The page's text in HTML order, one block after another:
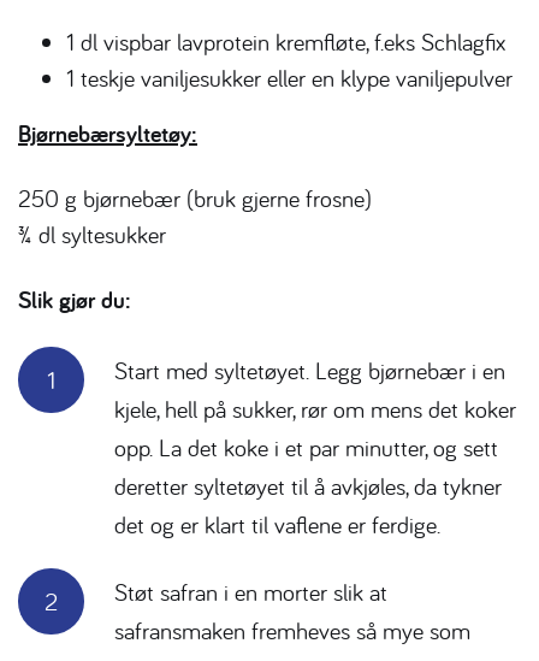
1 dl vispbar lavprotein kremfløte, f.eks Schlagfix
1 teskje vaniljesukker eller en klype vaniljepulver
Bjørnebærsyltetøy:
250 g bjørnebær (bruk gjerne frosne)
¾ dl syltesukker
Slik gjør du:
Start med syltetøyet. Legg bjørnebær i en
kjele, hell på sukker, rør om mens det koker
opp. La det koke i et par minutter, og sett
deretter syltetøyet til å avkjøles, da tykner
det og er klart til vaflene er ferdige.
Støt safran i en morter slik at
safransmaken fremheves så mye som